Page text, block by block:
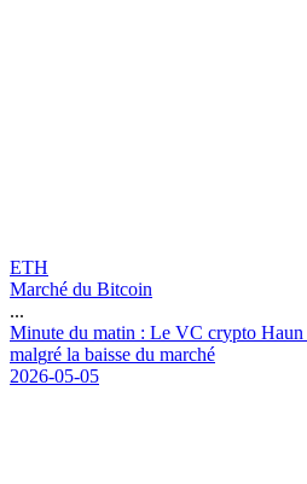
ETH
Marché du Bitcoin
...
Minute du matin : Le VC crypto Haun
malgré la baisse du marché
2026-05-05